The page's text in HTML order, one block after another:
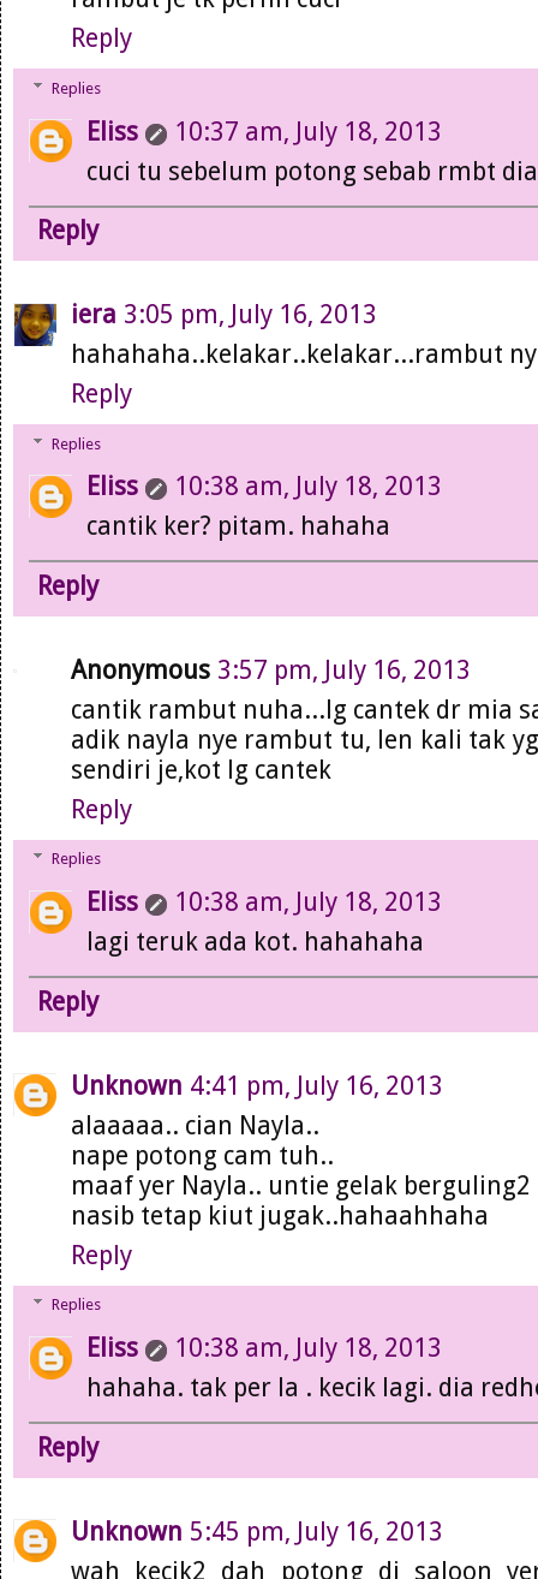
Reply
Replies
Eliss
10:37 am, July 18, 2013
cuci tu sebelum potong sebab rmbt
Reply
iera 3:05 pm, July 16, 2013
hahahaha..kelakar..kelakar...rambut
Reply
Replies
Eliss
10:38 am, July 18, 2013
cantik ker? pitam. hahaha
Reply
Anonymous 3:57 pm, July 16, 2013
cantik rambut nuha...lg cantek dr mia
adik nayla nye rambut tu, len kali tak
sendiri je,kot lg cantek
Reply
Replies
Eliss
10:38 am, July 18, 2013
lagi teruk ada kot. hahahaha
Reply
Unknown 4:41 pm, July 16, 2013
alaaaaa.. cian Nayla..
nape potong cam tuh..
maaf yer Nayla.. untie gelak berguling2
nasib tetap kiut jugak..hahaahhaha
Reply
Replies
Eliss
10:38 am, July 18, 2013
hahaha. tak per la . kecik lagi. dia
Reply
Unknown 5:45 pm, July 16, 2013
wah kecik2 dah potong di saloon